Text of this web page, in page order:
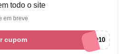
todo o site
em breve
cupom BEMVINDO10